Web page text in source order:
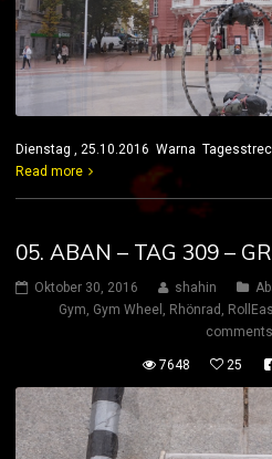
Dienstag , 25.10.2016 Warna
Read more
05. ABAN – TAG 309 –
Oktober 30, 2016 shahin
Gym, Gym Wheel , Rhönrad ,
comments
7648 25